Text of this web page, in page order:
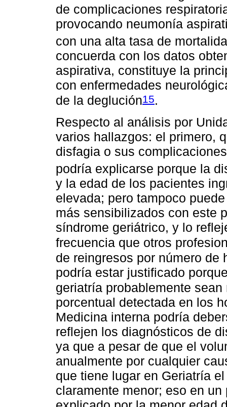
de complicaciones
provocando neumonía
con una alta tasa de
concuerda con los datos
aspirativa, constituye la
con enfermedades
de la deglución15.
Respecto al análisis por
varios hallazgos: el primero,
disfagia o sus
podría explicarse porque la
y la edad de los pacientes
elevada; pero tampoco
más sensibilizados con este
síndrome geriátrico, y lo
frecuencia que otros
de reingresos por número
podría estar justificado
geriatría probablemente
porcentual detectada en los
Medicina interna podría
reflejen los diagnósticos de
ya que a pesar de que el
anualmente por cualquier
que tiene lugar en Geriatría
claramente menor; eso en